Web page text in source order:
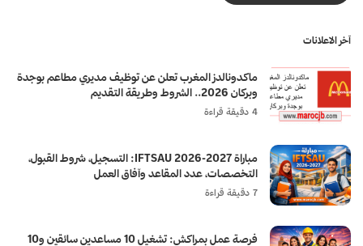
آخر الاعلانات
ماكدونالدز المغرب تعلن عن توظيف مديري مطاعم بوجدة
وبركان 2026.. الشروط وطريقة التقديم
4 دقيقة قراءة
مباراة IFTSAU 2026-2027: التسجيل، شروط القبول،
التخصصات، عدد المقاعد وآفاق العمل
7 دقيقة قراءة
فرصة عمل بمراكش: تشغيل 10 مساعدين سائقين و10